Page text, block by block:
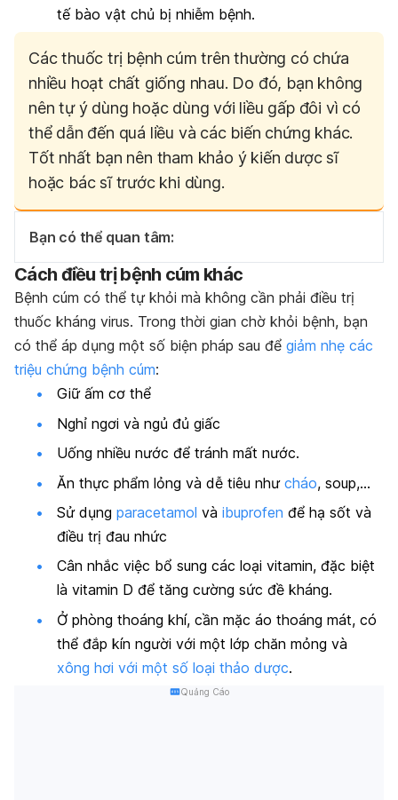
tế bào vật chủ bị nhiễm bệnh.
Các thuốc trị bệnh cúm trên thường có chứa
nhiều hoạt chất giống nhau. Do đó, bạn không
nên tự ý dùng hoặc dùng với liều gấp đôi vì có
thể dẫn đến quá liều và các biến chứng khác.
Tốt nhất bạn nên tham khảo ý kiến dược sĩ
hoặc bác sĩ trước khi dùng.
Bạn có thể quan tâm:
Cách điều trị bệnh cúm khác
Bệnh cúm có thể tự khỏi mà không cần phải điều trị
thuốc kháng virus. Trong thời gian chờ khỏi bệnh, bạn
có thể áp dụng một số biện pháp sau để giảm nhẹ các
triệu chứng bệnh cúm:
Giữ ấm cơ thể
Nghỉ ngơi và ngủ đủ giấc
Uống nhiều nước để tránh mất nước.
Ăn thực phẩm lỏng và dễ tiêu như cháo, soup,…
Sử dụng paracetamol và ibuprofen để hạ sốt và
điều trị đau nhức
Cân nhắc việc bổ sung các loại vitamin, đặc biệt
là vitamin D để tăng cường sức đề kháng.
Ở phòng thoáng khí, cần mặc áo thoáng mát, có
thể đắp kín người với một lớp chăn mỏng và
xông hơi với một số loại thảo dược.
Quảng Cáo